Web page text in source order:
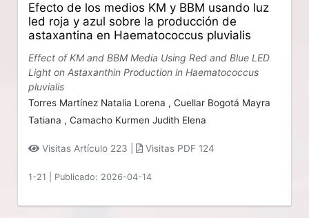
Efecto de los medios KM y BBM usando luz
led roja y azul sobre la producción de
astaxantina en Haematococcus pluvialis
Effect of KM and BBM Media Using Red and Blue LED
Light on Astaxanthin Production in Haematococcus
pluvialis
Torres Martínez Natalia Lorena ,Cuellar Bogotá Mayra
Tatiana ,Camacho Kurmen Judith Elena
Visitas Artículo 223 | Visitas PDF 124
1-21 Publicado: 2026-04-14